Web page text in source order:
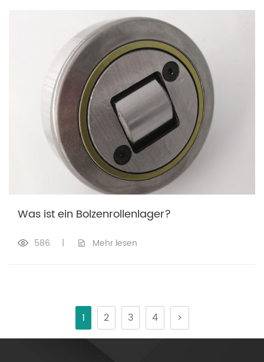
Was ist ein Bolzenrollenlager?
586 | Mehr lesen
1 2 3 4 >